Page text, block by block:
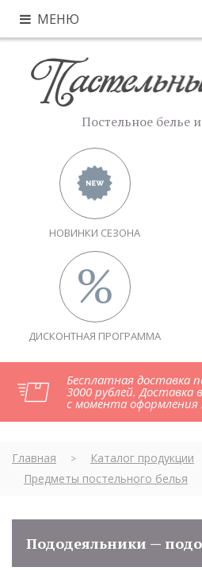
МЕНЮ
Постельное белье
НОВИНКИ СЕЗОНА
ДИСКОНТНАЯ ПРОГРАММА
Бесплатная доставка
3000 рублей. Доставка
с момента оформления
Главная > Каталог продукции
Предметы постельного белья
Пододеяльники —